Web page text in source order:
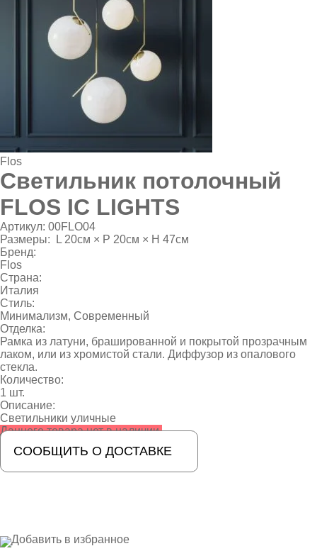
Flos
Светильник потолочный
FLOS IC LIGHTS
Артикул: 00FLO04
Размеры:
L 20см × P 20см × H 47см
Бренд:
Flos
Страна:
Италия
Стиль:
Минимализм, Современный
Отделка:
Рамка из латуни, брашированной и покрытой прозрачным
лаком, или из хромистой стали. Диффузор из опалового
стекла.
Количество:
1 шт.
Описание:
Светильники уличные
Данного товара нет в наличии.
СООБЩИТЬ О ДОСТАВКЕ
Добавить в избранное